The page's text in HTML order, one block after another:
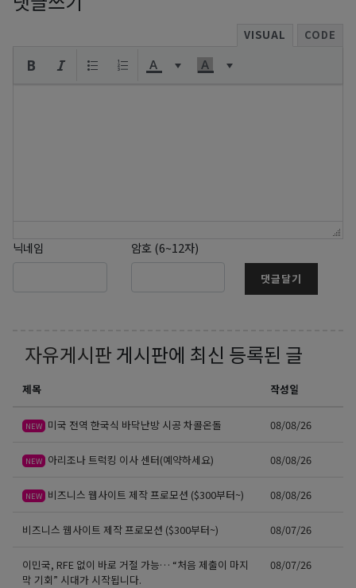
VISUAL CODE
닉네임 암호 (6~12자)
댓글달기
자유게시판 게시판에 최신 등록된 글
제목 작성일
NEW 미국 전역 한국식 바닥난방 시공 차콜온돌 08/08/26
NEW 아리조나 트럭킹 이사 센터(예약하세요) 08/08/26
NEW 비즈니스 웹사이트 제작 프로모션 ($300부터~) 08/08/26
비즈니스 웹사이트 제작 프로모션 ($300부터~) 08/07/26
이민국, RFE 없이 바로 거절 가능… “처음 제출이 마지
막 기회” 시대가 시작됩니다.
08/07/26